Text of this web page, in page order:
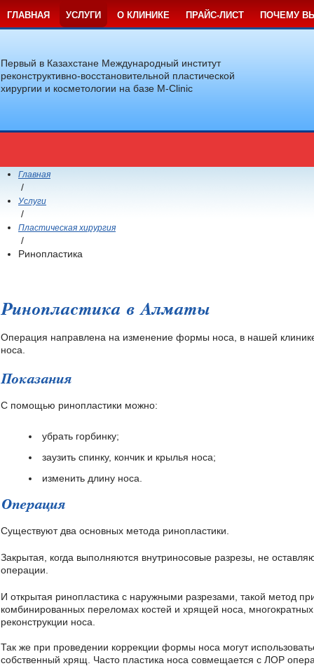
ГЛАВНАЯ УСЛУГИ О КЛИНИКЕ ПРАЙС-ЛИСТ ПОЧЕМУ
Первый в Казахстане Международный институт
реконструктивно-восстановительной пластической
хирургии и косметологии на базе M-Clinic
Главная
/
Услуги
/
Пластическая хирургия
/
Ринопластика
Ринопластика в Алматы
Операция направлена на изменение формы носа, в нашей
носа.
Показания
С помощью ринопластики можно:
убрать горбинку;
заузить спинку, кончик и крылья носа;
изменить длину носа.
Операция
Существуют два основных метода ринопластики.
Закрытая, когда выполняются внутриносовые разрезы, не
операции.
И открытая ринопластика с наружными разрезами, такой метод
комбинированных переломах костей и хрящей носа,
реконструкции носа.
Так же при проведении коррекции формы носа могут
собственный хрящ. Часто пластика носа совмещается с ЛОР